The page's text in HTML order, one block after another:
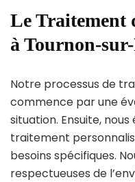
Le Traitement
à Tournon-
Notre processus de
commence par une
situation. Ensuite,
traitement
besoins spécifiques.
respectueuses de